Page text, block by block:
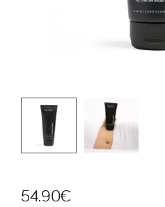
54.90€